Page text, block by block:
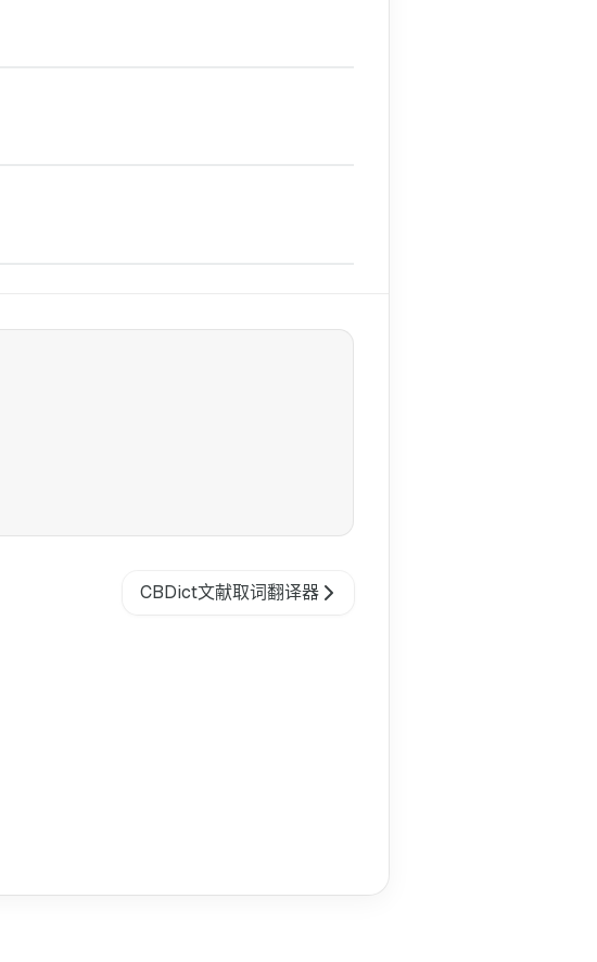
CBDict文献取词翻译器